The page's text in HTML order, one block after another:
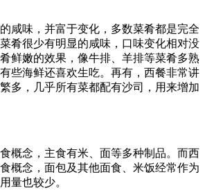
咸味，并富于变化，多数菜肴都是完全
肴很少有明显的咸味，口味变化相对没
鲜嫩的效果，像牛排、羊排等菜肴多熟
些海鲜还喜欢生吃。再有，西餐非常讲
多，几乎所有菜都配有沙司，用来增加
概念，主食有米、面等多种制品。而西
概念，面包及其他面食、米饭经常作为
量也较少。